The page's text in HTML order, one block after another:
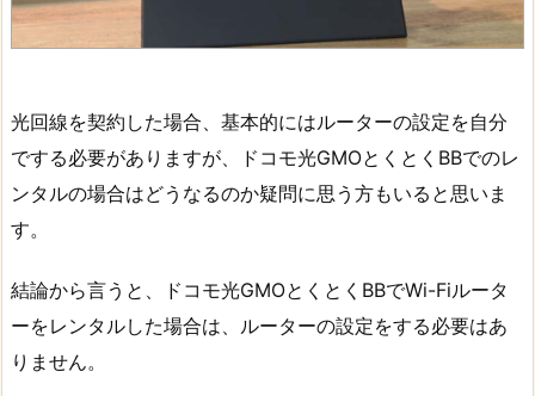
光回線を契約した場合、基本的にはルーターの設定を自分
でする必要がありますが、ドコモ光GMOとくとくBBでのレ
ンタルの場合はどうなるのか疑問に思う方もいると思いま
す。
結論から言うと、ドコモ光GMOとくとくBBでWi-Fiルータ
ーをレンタルした場合は、ルーターの設定をする必要はあ
りません。